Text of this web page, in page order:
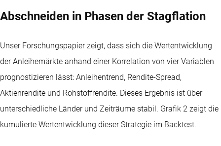
Abschneiden in Phasen der Stagflation
Unser Forschungspapier zeigt, dass sich die Wertentwicklung
der Anleihemärkte anhand einer Korrelation von vier Variablen
prognostizieren lässt: Anleihentrend, Rendite-Spread,
Aktienrendite und Rohstoffrendite. Dieses Ergebnis ist über
unterschiedliche Länder und Zeiträume stabil. Grafik 2 zeigt die
kumulierte Wertentwicklung dieser Strategie im Backtest.